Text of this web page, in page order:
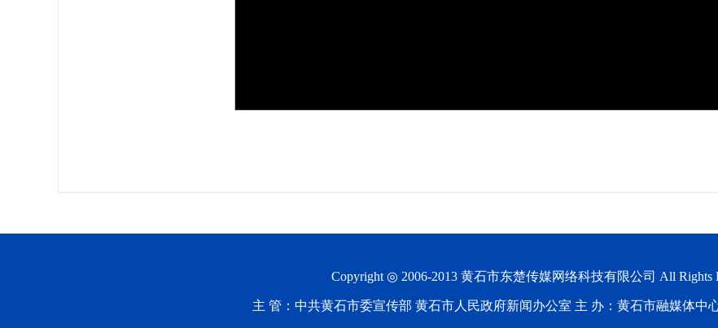
Copyright ◎ 2006-2013 黄石市东楚传媒网络科技有限公司 All Rights
主 管：中共黄石市委宣传部 黄石市人民政府新闻办公室 主 办：黄石市融媒体中